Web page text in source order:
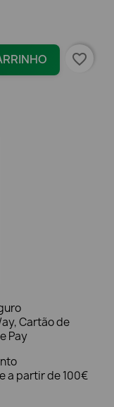
favorite_border
Cartão de
Pay
a partir de 100€